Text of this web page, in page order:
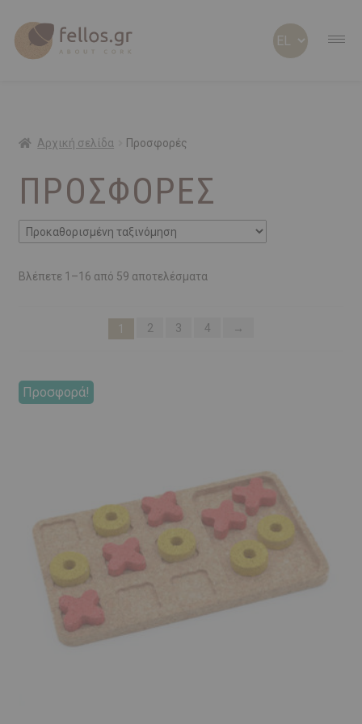
ABOUT US
ΠΡΟΣΩΠΟΠΟΙΗΜΕΝΑ
ΦΕΛΛΟΣ Β2Β
SHOP
Αρχική σελίδα Προσφορές
ΠΡΟΣΦΟΡΈΣ
Βλέπετε 1–16 από 59 αποτελέσματα
1 2 3 4 →
Προσφορά!